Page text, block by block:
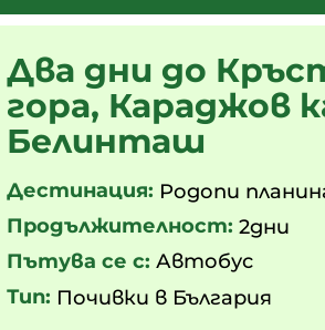
Два дни до
гора, Караджов
Белинташ
Дестинация: Родопи
Продължителност: 2дни
Пътува се с: Автобус
Тип: Почивки в България